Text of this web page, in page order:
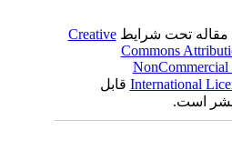
مقاله تحت شرایطCreative
Commons
Internationalقابل
است.